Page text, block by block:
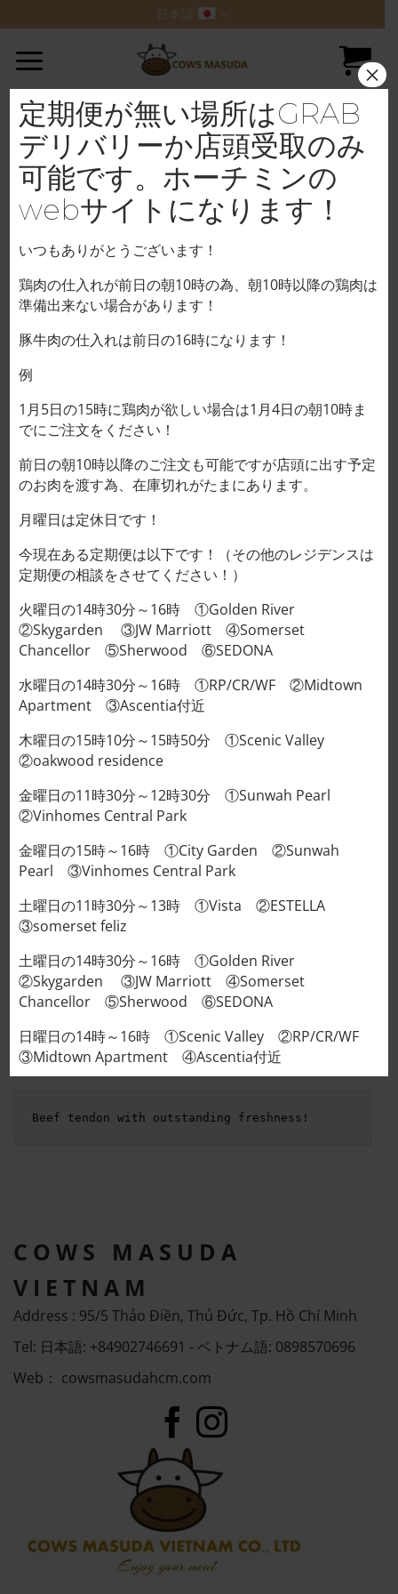
to
content
日本語
ホーム / 牛肉
牛すじ肉 소힘줄 (찜용) GÂN
MÔNG 35,000VND/100g
サイズ（g）
牛すじ肉 소힘줄 (찜용) GÂN MÔNG 35,000VND/100g個
カートに入れる
説明
追加情報
鮮度抜群の牛すじ肉です！
Beef tendon with outstanding freshness!
COWS MASUDA
VIETNAM
Address : 95/5 Thảo Điền, Thủ Đức, Tp. Hồ Chí Minh
Tel: 日本語: +84902746691 - ベトナム語: 0898570696
Web： cowsmasudahcm.com
定期便が無い場所はGRAB
デリバリーか店頭受取のみ
可能です。ホーチミンの
webサイトになります！
いつもありがとうございます！
鶏肉の仕入れが前日の朝10時の為、朝10時以降の鶏肉は
準備出来ない場合があります！
豚牛肉の仕入れは前日の16時になります！
例
1月5日の15時に鶏肉が欲しい場合は1月4日の朝10時ま
でにご注文をください！
前日の朝10時以降のご注文も可能ですが店頭に出す予定
のお肉を渡す為、在庫切れがたまにあります。
月曜日は定休日です！
今現在ある定期便は以下です！（その他のレジデンスは
定期便の相談をさせてください！）
火曜日の14時30分～16時 ①Golden River
②Skygarden ③JW Marriott ④Somerset
Chancellor ⑤Sherwood ⑥SEDONA
水曜日の14時30分～16時 ①RP/CR/WF ②Midtown
Apartment ③Ascentia付近
木曜日の15時10分～15時50分 ①Scenic Valley
②oakwood residence
金曜日の11時30分～12時30分 ①Sunwah Pearl
②Vinhomes Central Park
金曜日の15時～16時 ①City Garden ②Sunwah
Pearl ③Vinhomes Central Park
土曜日の11時30分～13時 ①Vista ②ESTELLA
③somerset feliz
土曜日の14時30分～16時 ①Golden River
②Skygarden ③JW Marriott ④Somerset
Chancellor ⑤Sherwood ⑥SEDONA
日曜日の14時～16時 ①Scenic Valley ②RP/CR/WF
③Midtown Apartment ④Ascentia付近
×